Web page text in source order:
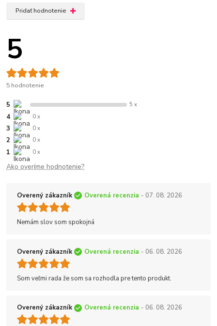
Pridať hodnotenie
5
5 hodnotenie
5 5 x
4 0 x
3 0 x
2 0 x
1 0 x
Ako overíme hodnotenie?
Overený zákazník Overená recenzia - 07. 08. 2026
Nemám slov som spokojná
Overený zákazník Overená recenzia - 06. 08. 2026
Som veľmi rada že som sa rozhodla pre tento produkt.
Overený zákazník Overená recenzia - 06. 08. 2026